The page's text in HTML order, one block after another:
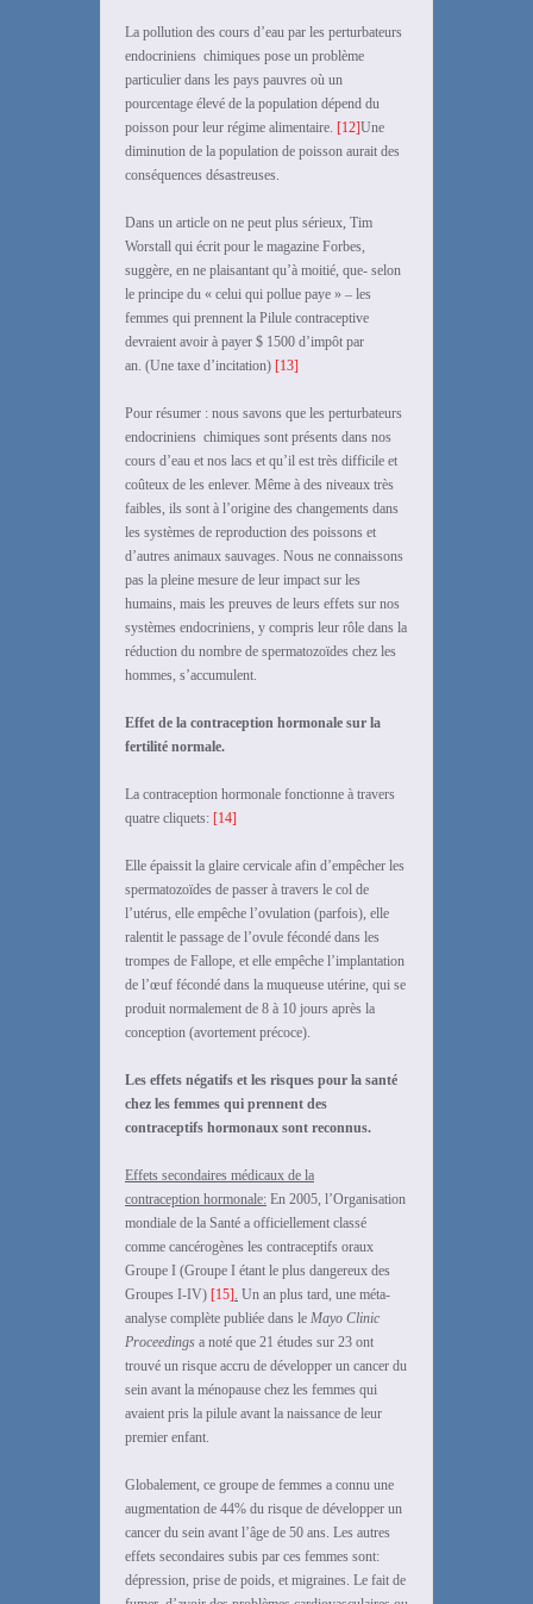
La pollution des cours d’eau par les perturbateurs
endocriniens chimiques pose un problème
particulier dans les pays pauvres où un
pourcentage élevé de la population dépend du
poisson pour leur régime alimentaire. [12]Une
diminution de la population de poisson aurait des
conséquences désastreuses.
Dans un article on ne peut plus sérieux, Tim
Worstall qui écrit pour le magazine Forbes,
suggère, en ne plaisantant qu’à moitié, que- selon
le principe du « celui qui pollue paye » – les
femmes qui prennent la Pilule contraceptive
devraient avoir à payer $ 1500 d’impôt par
an. (Une taxe d’incitation) [13]
Pour résumer : nous savons que les perturbateurs
endocriniens chimiques sont présents dans nos
cours d’eau et nos lacs et qu’il est très difficile et
coûteux de les enlever. Même à des niveaux très
faibles, ils sont à l’origine des changements dans
les systèmes de reproduction des poissons et
d’autres animaux sauvages. Nous ne connaissons
pas la pleine mesure de leur impact sur ​​les
humains, mais les preuves de leurs effets sur nos
systèmes endocriniens, y compris leur rôle dans la
réduction du nombre de spermatozoïdes chez les
hommes, s’accumulent.
Effet de la contraception hormonale sur la
fertilité normale.
La contraception hormonale fonctionne à travers
quatre cliquets: [14]
Elle épaissit la glaire cervicale afin d’empêcher les
spermatozoïdes de passer à travers le col de
l’utérus, elle empêche l’ovulation (parfois), elle
ralentit le passage de l’ovule fécondé dans les
trompes de Fallope, et elle empêche l’implantation
de l’œuf fécondé dans la muqueuse utérine, qui se
produit normalement de 8 à 10 jours après la
conception (avortement précoce).
Les effets négatifs et les risques pour la santé
chez les femmes qui prennent des
contraceptifs hormonaux sont reconnus.
Effets secondaires médicaux de la
contraception hormonale: En 2005, l’Organisation
mondiale de la Santé a officiellement classé
comme cancérogènes les contraceptifs oraux
Groupe I (Groupe I étant le plus dangereux des
Groupes I-IV) [15]. Un an plus tard, une méta-
analyse complète publiée dans le Mayo Clinic
Proceedings a noté que 21 études sur 23 ont
trouvé un risque accru de développer un cancer du
sein avant la ménopause chez les femmes qui
avaient pris la pilule avant la naissance de leur
premier enfant.
Globalement, ce groupe de femmes a connu une
augmentation de 44% du risque de développer un
cancer du sein avant l’âge de 50 ans. Les autres
effets secondaires subis par ces femmes sont:
dépression, prise de poids, et migraines. Le fait de